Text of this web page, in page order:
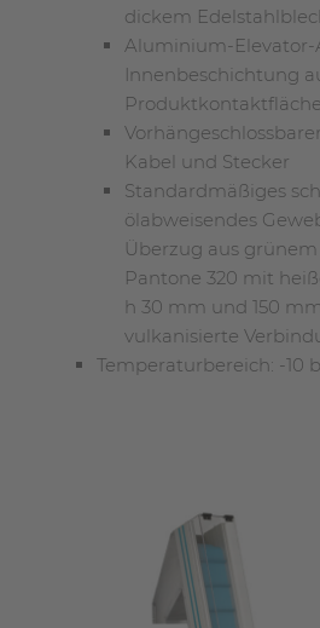
dickem
Aluminium-
Innenbeschichtung
Produktkontaktfläche
Kabel und Stecker
Standardmäßiges
ölabweisendes
Überzug aus
Pantone 320 mit
h 30 mm und 150
vulkanisierte
Temperaturbereich: -10